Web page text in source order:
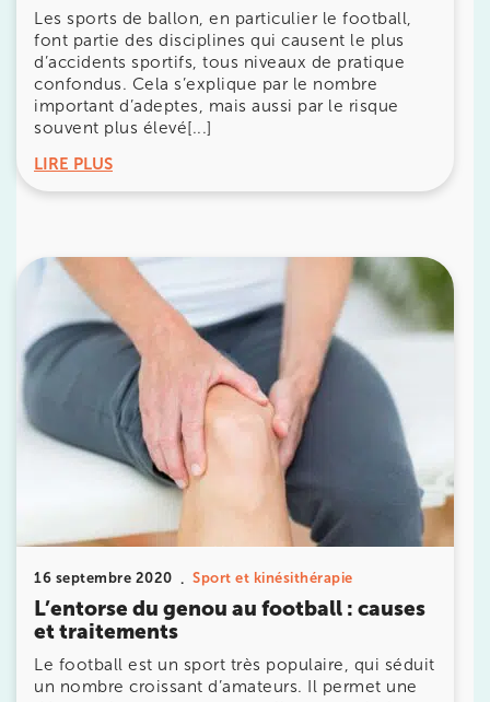
Les sports de ballon, en particulier le football,
font partie des disciplines qui causent le plus
d’accidents sportifs, tous niveaux de pratique
confondus. Cela s’explique par le nombre
important d’adeptes, mais aussi par le risque
souvent plus élevé[...]
LIRE PLUS
16 septembre 2020 Sport et kinésithérapie
L’entorse du genou au football : causes
et traitements
Le football est un sport très populaire, qui séduit
un nombre croissant d’amateurs. Il permet une
Bénéficiez de l’ expertise de Jérôme Auger
en
prenant rendez-vous avec
ses équipesdans votre
cabinetIK – Institut Kinésithérapie le plus proche
de chez vous ou chezKOSS, votre allié sport du
quotidien.
8 Av. de Camoens 75116 Paris
8 Av. de Camoens 75116 Paris
01 42 15 22 46
Prenez RDV sur
Prenez RDV sur
IK PARIS 15 – SÉGUR
75015 Paris
75015 Paris
01 43 31 00 33
Prenez RDV sur
IK PARIS 6 – CASSETTE